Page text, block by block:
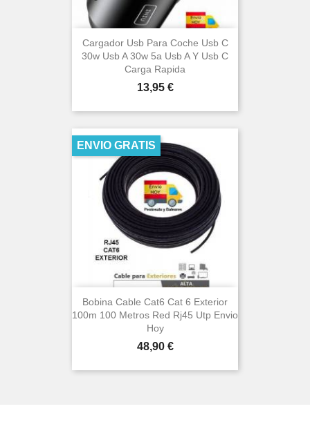
Cargador Usb Para Coche Usb C
30w Usb A 30w 5a Usb A Y Usb C
Carga Rapida
Precio
13,95 €
Bobina Cable Cat6 Cat 6 Exterior
100m 100 Metros Red Rj45 Utp Envio
Hoy
Precio
48,90 €
ENVIO GRATIS